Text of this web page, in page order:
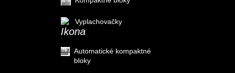
Vyplachovačky
Automatické kompaktné
bloky